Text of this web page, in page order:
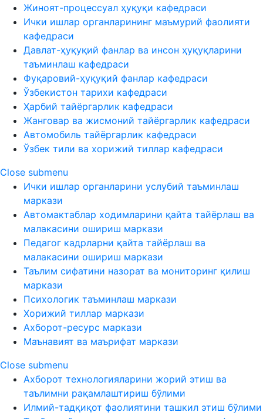
Жиноят-процессуал ҳуқуқи кафедраси
Ички ишлар органларининг маъмурий фаолияти
кафедраси
Давлат-ҳуқуқий фанлар ва инсон ҳуқуқларини
таъминлаш кафедраси
Фуқаровий-ҳуқуқий фанлар кафедраси
Ўзбекистон тарихи кафедраси
Ҳарбий тайёргарлик кафедраси
Жанговар ва жисмоний тайёргарлик кафедраси
Автомобиль тайёргарлик кафедраси
Ўзбек тили ва хорижий тиллар кафедраси
Close submenu
Ички ишлар органларини услубий таъминлаш
маркази
Автомактаблар ходимларини қайта тайёрлаш ва
малакасини ошириш маркази
Педагог кадрларни қайта тайёрлаш ва
малакасини ошириш маркази
Таълим сифатини назорат ва мониторинг қилиш
маркази
Психологик таъминлаш маркази
Хорижий тиллар маркази
Ахборот-ресурс маркази
Маънавият ва маърифат маркази
Close submenu
Ахборот технологияларини жорий этиш ва
таълимни рақамлаштириш бўлими
Илмий-тадқиқот фаолиятини ташкил этиш бўлими